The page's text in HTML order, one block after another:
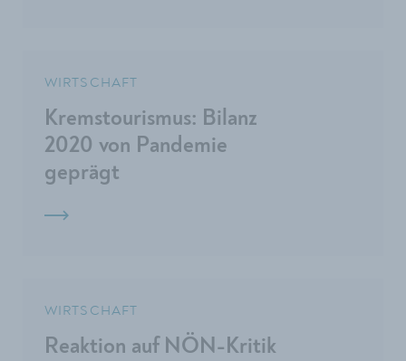
WIRTSCHAFT
Kremstourismus: Bilanz
2020 von Pandemie
geprägt
WIRTSCHAFT
Reaktion auf NÖN-Kritik